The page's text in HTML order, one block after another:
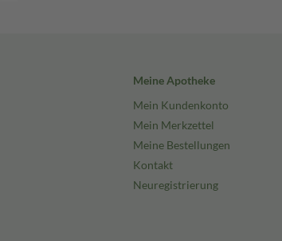
Meine Apotheke
Mein Kundenkonto
Mein Merkzettel
Meine Bestellungen
Kontakt
Neuregistrierung